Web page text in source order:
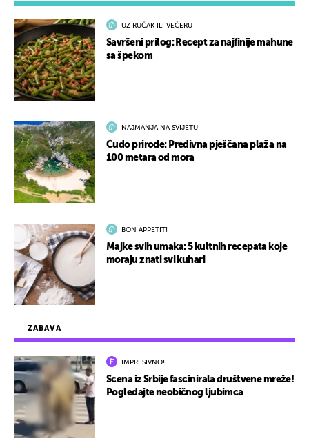
ZABAVA
IMPRESIVNO!
Scena iz Srbije fascinirala društvene mreže!
Pogledajte neobičnog ljubimca
UZ RUČAK ILI VEČERU
Savršeni prilog: Recept za najfinije mahune
sa špekom
NAJMANJA NA SVIJETU
Čudo prirode: Predivna pješčana plaža na
100 metara od mora
BON APPETIT!
Majke svih umaka: 5 kultnih recepata koje
moraju znati svi kuhari